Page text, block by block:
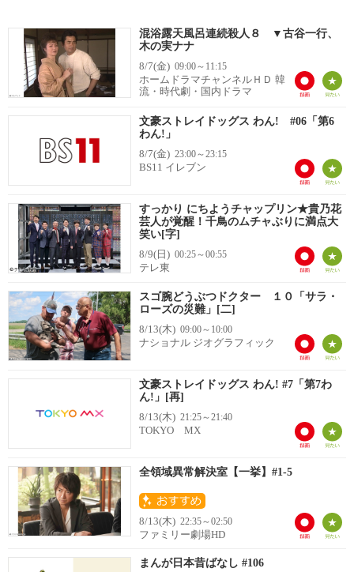
混浴露天風呂連続殺人８ ▼古谷一行、
木の実ナナ
8/7(金) 09:00～11:15
ホームドラマチャンネルＨＤ 韓
流・時代劇・国内ドラマ
文豪ストレイドッグス わん! #06「第6
わん!」
8/7(金) 23:00～23:15
BS11 イレブン
すっかり にちようチャップリン★貴乃花
芸人が覚醒！千鳥のムチャぶりに満点大
笑い[字]
8/9(日) 00:25～00:55
テレ東
スゴ腕どうぶつドクター １０「サラ・
ローズの災難」[二]
8/13(木) 09:00～10:00
ナショナル ジオグラフィック
文豪ストレイドッグス わん! #7「第7わ
ん!」[再]
8/13(木) 21:25～21:40
TOKYO MX
全領域異常解決室【一挙】#1-5
8/13(木) 22:35～02:50
ファミリー劇場HD
まんが日本昔ばなし #106